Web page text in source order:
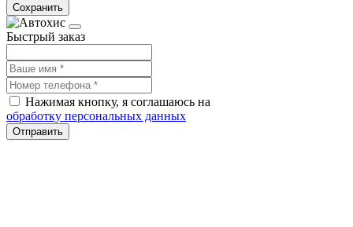
Сохранить
Быстрый заказ
Нажимая кнопку, я соглашаюсь на
обработку персональных данных
Отправить